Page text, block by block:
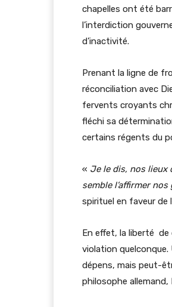
chapelles ont été
l’interdiction
d’inactivité.
Prenant la ligne de
réconciliation avec
fervents croyants
fléchi sa
certains
« Je le dis, nos lieux
semble l’affirmer
spirituel en faveur de
En effet, la liberté
violation
dépens, mais peut-
philosophe